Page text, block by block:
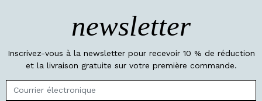
newsletter
Inscrivez-vous à la newsletter pour recevoir 10 % de réduction
et la livraison gratuite sur votre première commande.